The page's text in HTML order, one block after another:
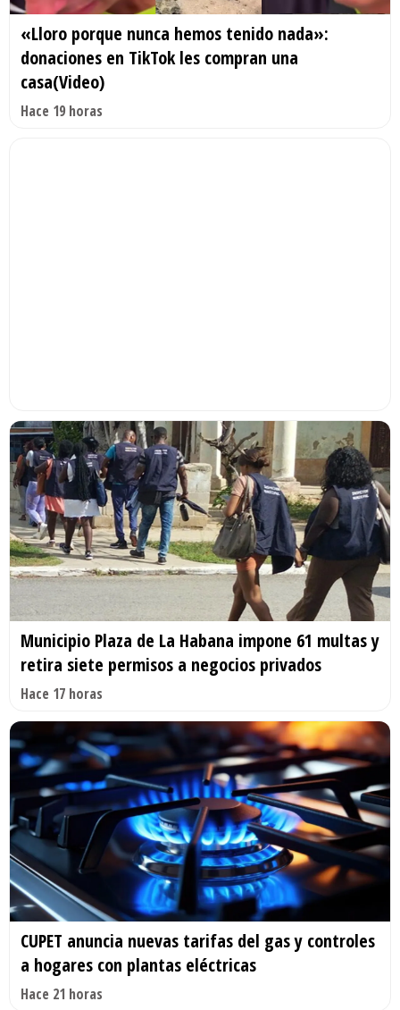
«Lloro porque nunca hemos tenido nada»:
donaciones en TikTok les compran una
casa(Video)
Hace 19 horas
Municipio Plaza de La Habana impone 61 multas y
retira siete permisos a negocios privados
Hace 17 horas
CUPET anuncia nuevas tarifas del gas y controles
a hogares con plantas eléctricas
Hace 21 horas